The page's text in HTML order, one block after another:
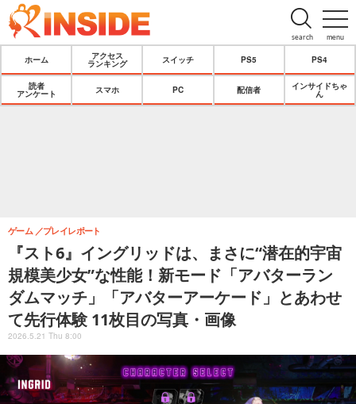
menu
search
ホーム
アクセス
ランキング
スイッチ PS5 PS4
読者
アンケート
スマホ PC 配信者
インサイドちゃ
ん
『スト6』イングリッドは、まさに“潜在的宇宙
規模美少女”な性能！新モード「アバターラン
ダムマッチ」「アバターアーケード」とあわせ
て先行体験 11枚目の写真・画像
ゲーム プレイレポート
2026.5.21 Thu 8:00